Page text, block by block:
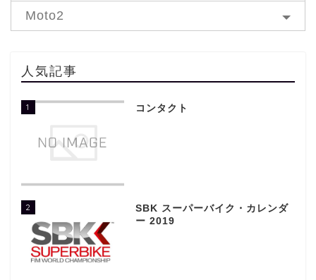
Moto2
人気記事
1 コンタクト
2
SBK スーパーバイク・カレンダ
ー 2019